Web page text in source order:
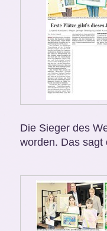
Die Sieger des
worden. Das sagt